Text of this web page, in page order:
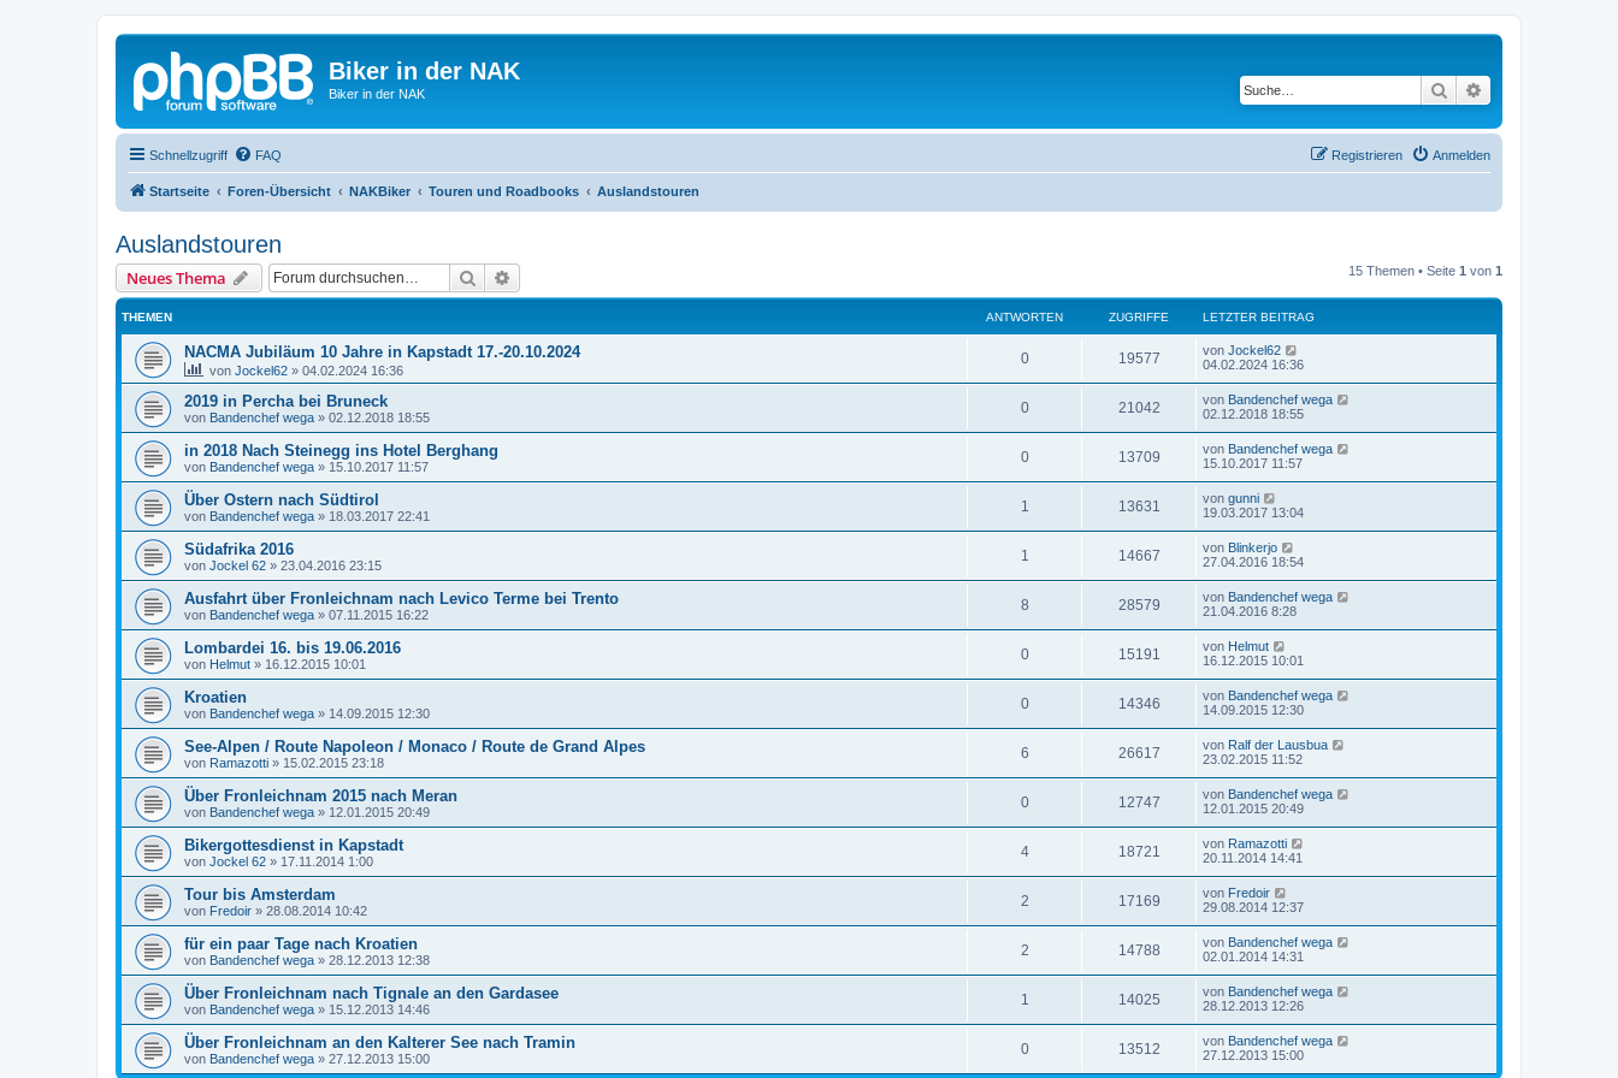
Biker in der NAK
Biker in der NAK Suche
Schnellzugriff FAQ Anmelden
Registrieren
Startseite Foren-Übersicht NAKBiker Touren und Roadbooks Auslandstouren
Auslandstouren
Neues Thema Suche 15 Themen • Seite 1 von 1
THEMEN ANTWORTEN ZUGRIFFE LETZTER BEITRAG
NACMA Jubiläum 10 Jahre in Kapstadt 17.-20.10.2024
von Jockel62 » 04.02.2024 16:36
0 19577 von Jockel62
04.02.2024 16:36
2019 in Percha bei Bruneck
von Bandenchef wega » 02.12.2018 18:55
0 21042 von Bandenchef wega
02.12.2018 18:55
in 2018 Nach Steinegg ins Hotel Berghang
von Bandenchef wega » 15.10.2017 11:57
0 13709 von Bandenchef wega
15.10.2017 11:57
Über Ostern nach Südtirol
von Bandenchef wega » 18.03.2017 22:41
1 13631 von gunni
19.03.2017 13:04
Südafrika 2016
von Jockel 62 » 23.04.2016 23:15
1 14667 von Blinkerjo
27.04.2016 18:54
Ausfahrt über Fronleichnam nach Levico Terme bei Trento
von Bandenchef wega » 07.11.2015 16:22
8 28579 von Bandenchef wega
21.04.2016 8:28
Lombardei 16. bis 19.06.2016
von Helmut » 16.12.2015 10:01
0 15191 von Helmut
16.12.2015 10:01
Kroatien
von Bandenchef wega » 14.09.2015 12:30
0 14346 von Bandenchef wega
14.09.2015 12:30
See-Alpen / Route Napoleon / Monaco / Route de Grand Alpes
von Ramazotti » 15.02.2015 23:18
6 26617 von Ralf der Lausbua
23.02.2015 11:52
Über Fronleichnam 2015 nach Meran
von Bandenchef wega » 12.01.2015 20:49
0 12747 von Bandenchef wega
12.01.2015 20:49
Bikergottesdienst in Kapstadt
von Jockel 62 » 17.11.2014 1:00
4 18721 von Ramazotti
20.11.2014 14:41
Tour bis Amsterdam
von Fredoir » 28.08.2014 10:42
2 17169 von Fredoir
29.08.2014 12:37
für ein paar Tage nach Kroatien
von Bandenchef wega » 28.12.2013 12:38
2 14788 von Bandenchef wega
02.01.2014 14:31
Über Fronleichnam nach Tignale an den Gardasee
von Bandenchef wega » 15.12.2013 14:46
1 14025 von Bandenchef wega
28.12.2013 12:26
Über Fronleichnam an den Kalterer See nach Tramin
von Bandenchef wega » 27.12.2013 15:00
0 13512 von Bandenchef wega
27.12.2013 15:00